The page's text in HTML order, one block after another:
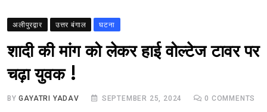
अलीपुरद्वार उत्तर बंगाल घटना
शादी की मांग को लेकर हाई वोल्टेज टावर पर
चढ़ा युवक !
BYGAYATRI YADAV SEPTEMBER 25, 2024 0 COMMENTS